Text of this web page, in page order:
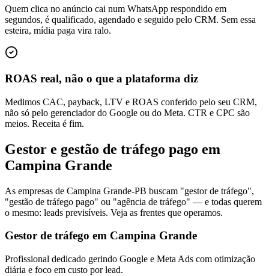
Quem clica no anúncio cai num WhatsApp respondido em
segundos, é qualificado, agendado e seguido pelo CRM. Sem essa
esteira, mídia paga vira ralo.
ROAS real, não o que a plataforma diz
Medimos CAC, payback, LTV e ROAS conferido pelo seu CRM,
não só pelo gerenciador do Google ou do Meta. CTR e CPC são
meios. Receita é fim.
Gestor e gestão de tráfego pago em
Campina Grande
As empresas de Campina Grande-PB buscam "gestor de tráfego",
"gestão de tráfego pago" ou "agência de tráfego" — e todas querem
o mesmo: leads previsíveis. Veja as frentes que operamos.
Gestor de tráfego em Campina Grande
Profissional dedicado gerindo Google e Meta Ads com otimização
diária e foco em custo por lead.